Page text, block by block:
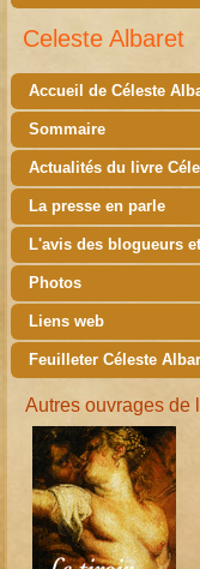
Celeste Albaret
Accueil de Céleste
Sommaire
Actualités du livre
La presse en parle
L'avis des blogueurs
Photos
Liens web
Feuilleter Céleste
Autres ouvrages de